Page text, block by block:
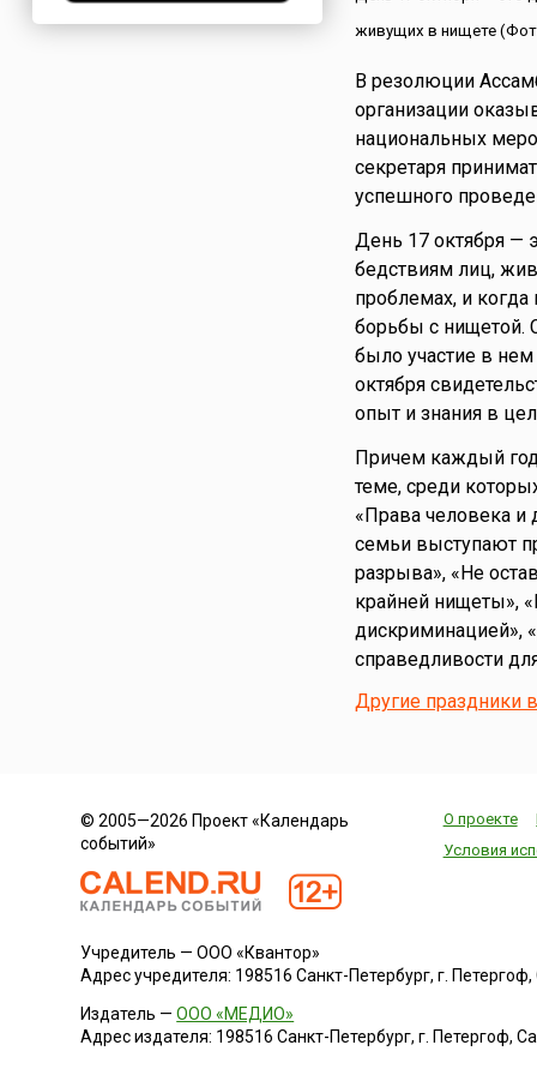
Нигерия
Украина
Франция
Черногория
Швейцария
живущих в нищете
В резолюции
организации
национальных
секретаря
успешного
День 17 октября —
бедствиям лиц,
проблемах, и
борьбы с нищетой.
было участие в
октября
опыт и знания в
Причем каждый
теме, среди
«Права человека
семьи выступают
разрыва», «Не
крайней нищеты»,
дискриминацией»,
справедливости
Другие праздники
© 2005—2026 Проект «Календарь
событий»
О проекте
Условия
Учредитель — ООО «Квантор»
Адрес учредителя: 198516 Санкт-Петербург, г.
Издатель —ООО «МЕДИО»
Адрес издателя: 198516 Санкт-Петербург, г. Петергоф,